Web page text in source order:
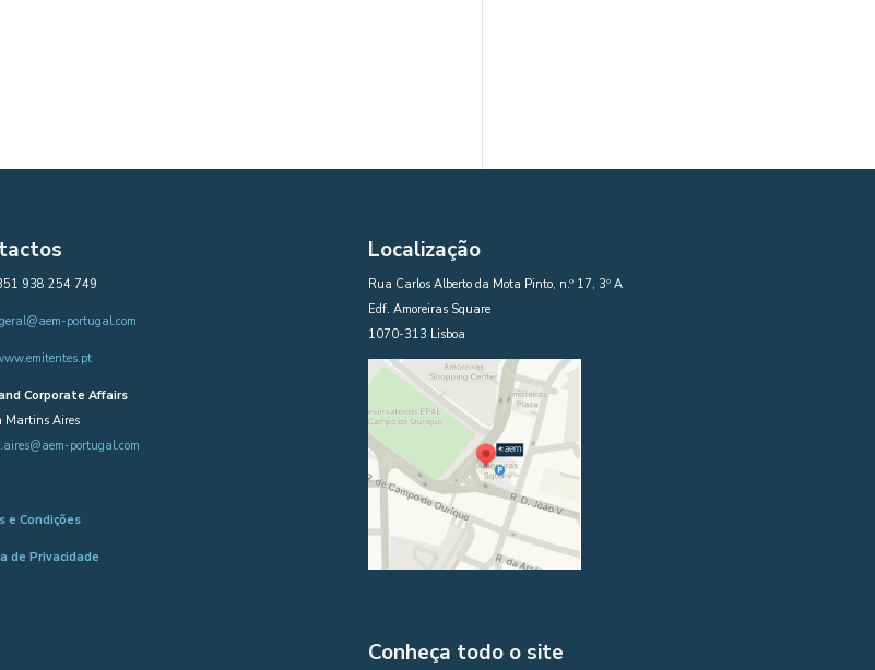
938 254 749
geral@aem-portugal.com
Corporate Affairs
Martins Aires
portugal.com
e Condições
de Privacidade
Localização
Rua Carlos Alberto da Mota Pinto, n.º 17, 3º A
Edf. Amoreiras Square
1070-313 Lisboa
Conheça todo o site